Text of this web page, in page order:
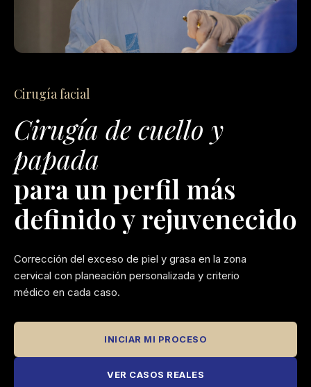
Cirugía facial
Cirugía de cuello y
papada
para un perfil más
definido y rejuvenecido
Corrección del exceso de piel y grasa en la zona
cervical con planeación personalizada y criterio
médico en cada caso.
INICIAR MI PROCESO
VER CASOS REALES